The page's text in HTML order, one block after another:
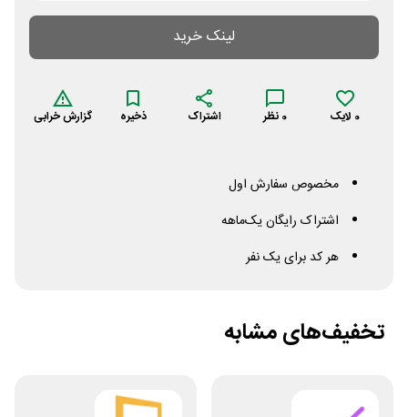
لینک خرید
0 لایک 0 نظر اشتراک ذخیره گزارش خرابی
مخصوص سفارش اول
اشتراک رایگان یک‌ماهه
هر کد برای یک نفر
تخفیف‌های مشابه